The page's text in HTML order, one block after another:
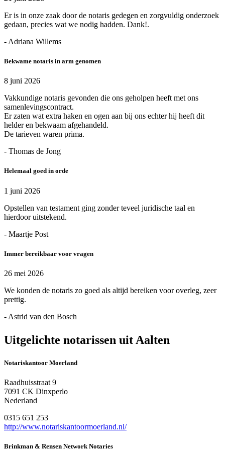
Er is in onze zaak door de notaris gedegen en zorgvuldig onderzoek
gedaan, precies wat we nodig hadden. Dank!.
- Adriana Willems
Bekwame notaris in arm genomen
8 juni 2026
Vakkundige notaris gevonden die ons geholpen heeft met ons
samenlevingscontract.
Er zaten wat extra haken en ogen aan bij ons echter hij heeft dit
helder en bekwaam afgehandeld.
De tarieven waren prima.
- Thomas de Jong
Helemaal goed in orde
1 juni 2026
Opstellen van testament ging zonder teveel juridische taal en
hierdoor uitstekend.
- Maartje Post
Immer bereikbaar voor vragen
26 mei 2026
We konden de notaris zo goed als altijd bereiken voor overleg, zeer
prettig.
- Astrid van den Bosch
Uitgelichte notarissen uit Aalten
Notariskantoor Moerland
Raadhuisstraat 9
7091 CK Dinxperlo
Nederland
0315 651 253
http://www.notariskantoormoerland.nl/
Brinkman & Rensen Network Notaries